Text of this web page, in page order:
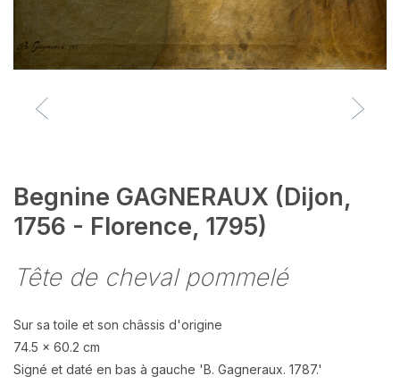
Begnine GAGNERAUX (Dijon,
1756 - Florence, 1795)
Tête de cheval pommelé
Sur sa toile et son châssis d'origine
74.5 x 60.2 cm
Signé et daté en bas à gauche 'B. Gagneraux. 1787.'